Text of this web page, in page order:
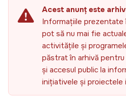
Acest anunț este
Informațiile prezentate
pot să nu mai fie
activitățile și
păstrat în arhivă
și accesul public la
inițiativele și proiectele